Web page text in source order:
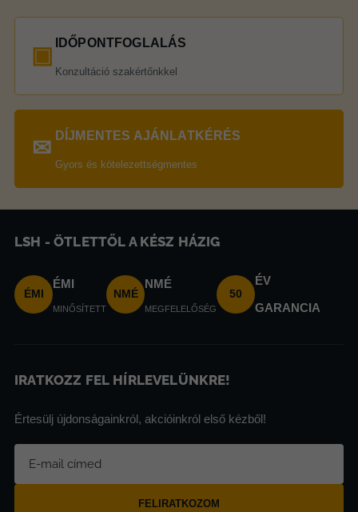
▣ IDŐPONTFOGLALÁS
Konzultáció szakértőnkkel
✉ DÍJMENTES AJÁNLATKÉRÉS
Gyors és kötelezettségmentes
LSH - ÖTLETTŐL A KÉSZ HÁZIG
ÉMI
ÉMI
MINŐSÍTETT
NMÉ
NMÉ
MEGFELELŐSÉG
50
ÉV
GARANCIA
IRATKOZZ FEL HÍRLEVELÜNKRE!
Értesülj újdonságainkról, akcióinkról első kézből!
FELIRATKOZOM